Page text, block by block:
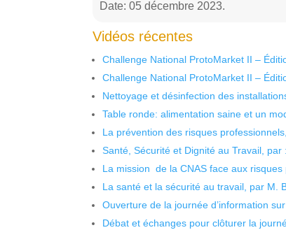
Date: 05 décembre 2023.
Vidéos récentes
Challenge National ProtoMarket II –
Challenge National ProtoMarket II –
Nettoyage et désinfection des
Table ronde: alimentation saine et un
La prévention des risques
Santé, Sécurité et Dignité au Travail, par
La mission de la CNAS face aux risques
La santé et la sécurité au travail, par M.
Ouverture de la journée d’information
Débat et échanges pour clôturer la